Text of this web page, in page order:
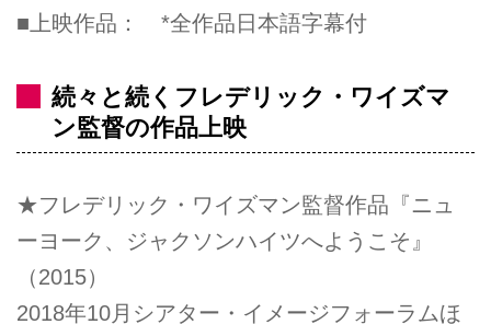
■上映作品： *全作品日本語字幕付
続々と続くフレデリック・ワイズマ
ン監督の作品上映
★フレデリック・ワイズマン監督作品『ニュ
ーヨーク、ジャクソンハイツへようこそ』
（2015）
2018年10月シアター・イメージフォーラムほ